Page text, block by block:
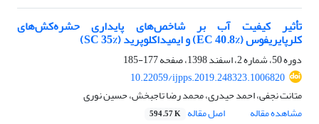
تأثیر کیفیت آب بر شاخص‌های پایداری حشره‌کش‌های
کلرپایریفوس (‏EC 40.8%‎‏) و ایمیداکلوپرید ‏‏(‏SC 35%‎‏)‏
دوره 50، شماره 2، اسفند 1398، صفحه
177-185
10.22059/ijpps.2019.248323.1006820
متانت نجفی، احمد حیدری، محمد رضا تاجبخش، حسین نوری
مشاهده مقاله
اصل مقاله 594.57 K